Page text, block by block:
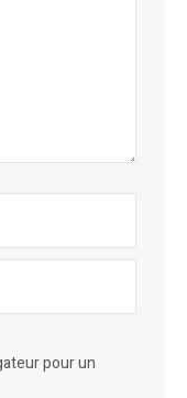
pour un